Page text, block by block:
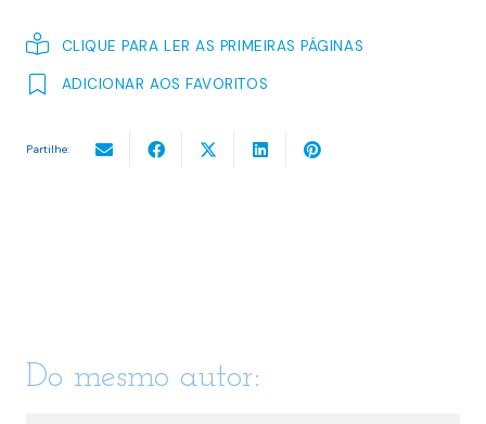
CLIQUE PARA LER AS PRIMEIRAS PÁGINAS
ADICIONAR AOS FAVORITOS
Partilhe:
Do mesmo autor: